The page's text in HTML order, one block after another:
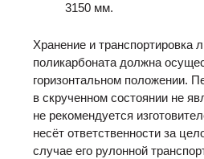
3150 мм.
Хранение и транспортировка
поликарбоната должна
горизонтальном положении.
в скрученном состоянии не
не рекомендуется
несёт ответственности за
случае его рулонной